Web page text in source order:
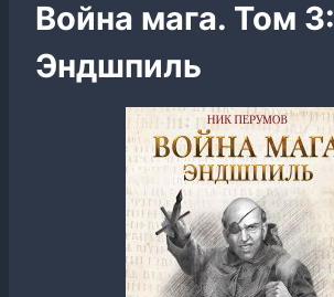
Война мага. Том 3:
Эндшпиль